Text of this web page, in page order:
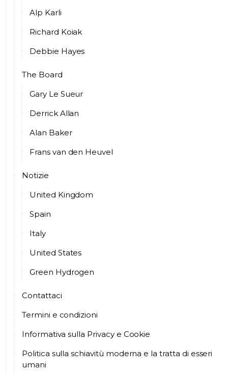
Alp Karli
Richard Koiak
Debbie Hayes
The Board
Gary Le Sueur
Derrick Allan
Alan Baker
Frans van den Heuvel
Notizie
United Kingdom
Spain
Italy
United States
Green Hydrogen
Contattaci
Termini e condizioni
Informativa sulla Privacy e Cookie
Politica sulla schiavitù moderna e la tratta di esseri
umani